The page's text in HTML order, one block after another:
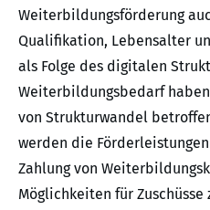
Weiterbildungsförderung
Qualifikation, Lebensalter
als Folge des digitalen
Weiterbildungsbedarf
von Strukturwandel
werden die
Zahlung von
Möglichkeiten für